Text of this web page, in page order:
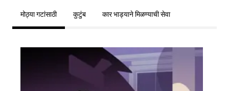
मोठ्या गटांसाठी कुटुंब कार भाड्याने मिळण्याची सेवा